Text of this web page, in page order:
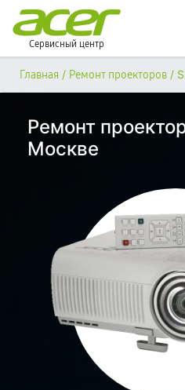
Сервисный центр
Главная / Ремонт проекторов /
Ремонт
Москве